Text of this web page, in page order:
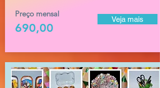
Preço mensal
690,00
Veja mais